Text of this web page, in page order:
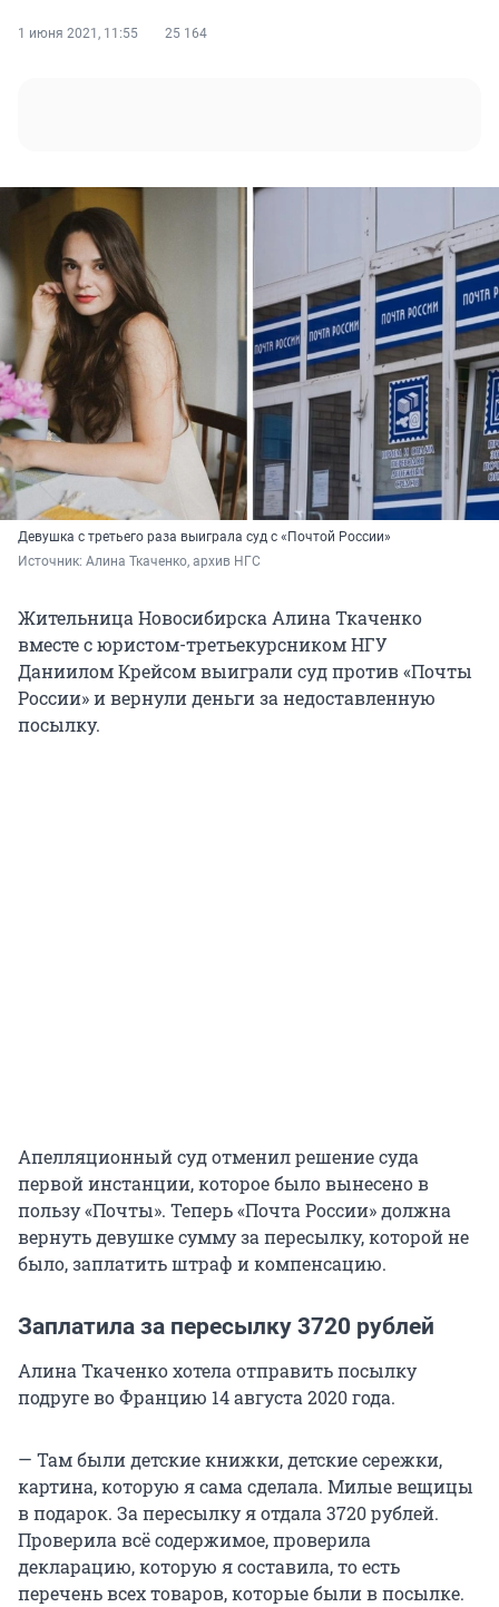
1 июня 2021, 11:55 25 164
Девушка с третьего раза выиграла суд с «Почтой России»
Источник: Алина Ткаченко, архив НГС
Жительница Новосибирска Алина Ткаченко
вместе с юристом-третьекурсником НГУ
Даниилом Крейсом выиграли суд против «Почты
России» и вернули деньги за недоставленную
посылку.
Апелляционный суд отменил решение суда
первой инстанции, которое было вынесено в
пользу «Почты». Теперь «Почта России» должна
вернуть девушке сумму за пересылку, которой не
было, заплатить штраф и компенсацию.
Заплатила за пересылку 3720 рублей
Алина Ткаченко хотела отправить посылку
подруге во Францию 14 августа 2020 года.
— Там были детские книжки, детские сережки,
картина, которую я сама сделала. Милые вещицы
в подарок. За пересылку я отдала 3720 рублей.
Проверила всё содержимое, проверила
декларацию, которую я составила, то есть
перечень всех товаров, которые были в посылке.